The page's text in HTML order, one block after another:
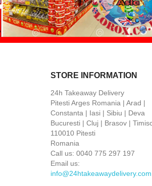
STORE INFORMATION
24h Takeaway Delivery
Pitesti Arges Romania | Arad |
Constanta | Iasi | Sibiu | Deva
Bucuresti | Cluj | Brasov |
110010 Pitesti
Romania
Call us: 0040 775 297 197
Email us:
info@24htakeawaydelivery.com